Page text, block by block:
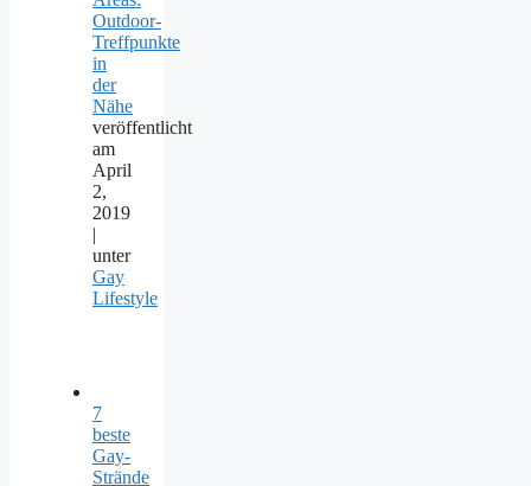
Outdoor-
Treffpunkte
in
der
Nähe
veröffentlicht
am
April
2,
2019
|
unter
Gay
Lifestyle
7
beste
Gay-
Strände